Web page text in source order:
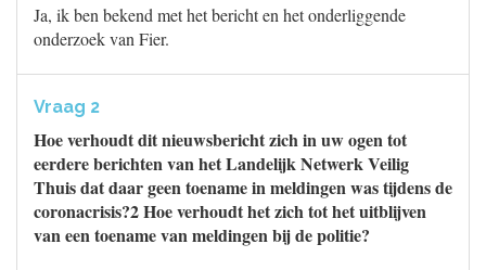
Ja, ik ben bekend met het bericht en het onderliggende
onderzoek van Fier.
Vraag 2
Hoe verhoudt dit nieuwsbericht zich in uw ogen tot
eerdere berichten van het Landelijk Netwerk Veilig
Thuis dat daar geen toename in meldingen was tijdens de
coronacrisis?2 Hoe verhoudt het zich tot het uitblijven
van een toename van meldingen bij de politie?